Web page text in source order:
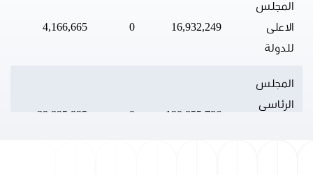
المجلس
الاعلى
للدولة
16,932,249
0
4,166,665
المجلس
الرئاسى
190,855,786
0
39,895,835